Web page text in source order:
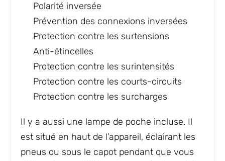
Polarité inversée
Prévention des connexions inversées
Protection contre les surtensions
Anti-étincelles
Protection contre les surintensités
Protection contre les courts-circuits
Protection contre les surcharges
Il y a aussi une lampe de poche incluse. Il
est situé en haut de l’appareil, éclairant les
pneus ou sous le capot pendant que vous